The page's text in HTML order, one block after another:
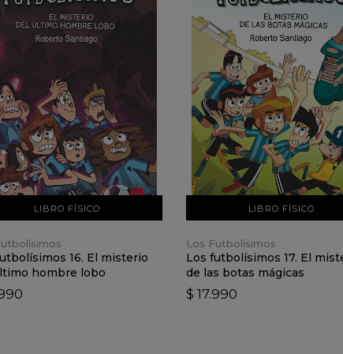
LIBRO FÍSICO
AÑADIR AL CARRO
16. El misterio
hombre lobo
LIBRO FÍSICO
VER DETALLES
AÑADIR AL CARRO
Los Futbolísimos
Los futbolísimos 17. El
de las botas mágicas
$ 17.990